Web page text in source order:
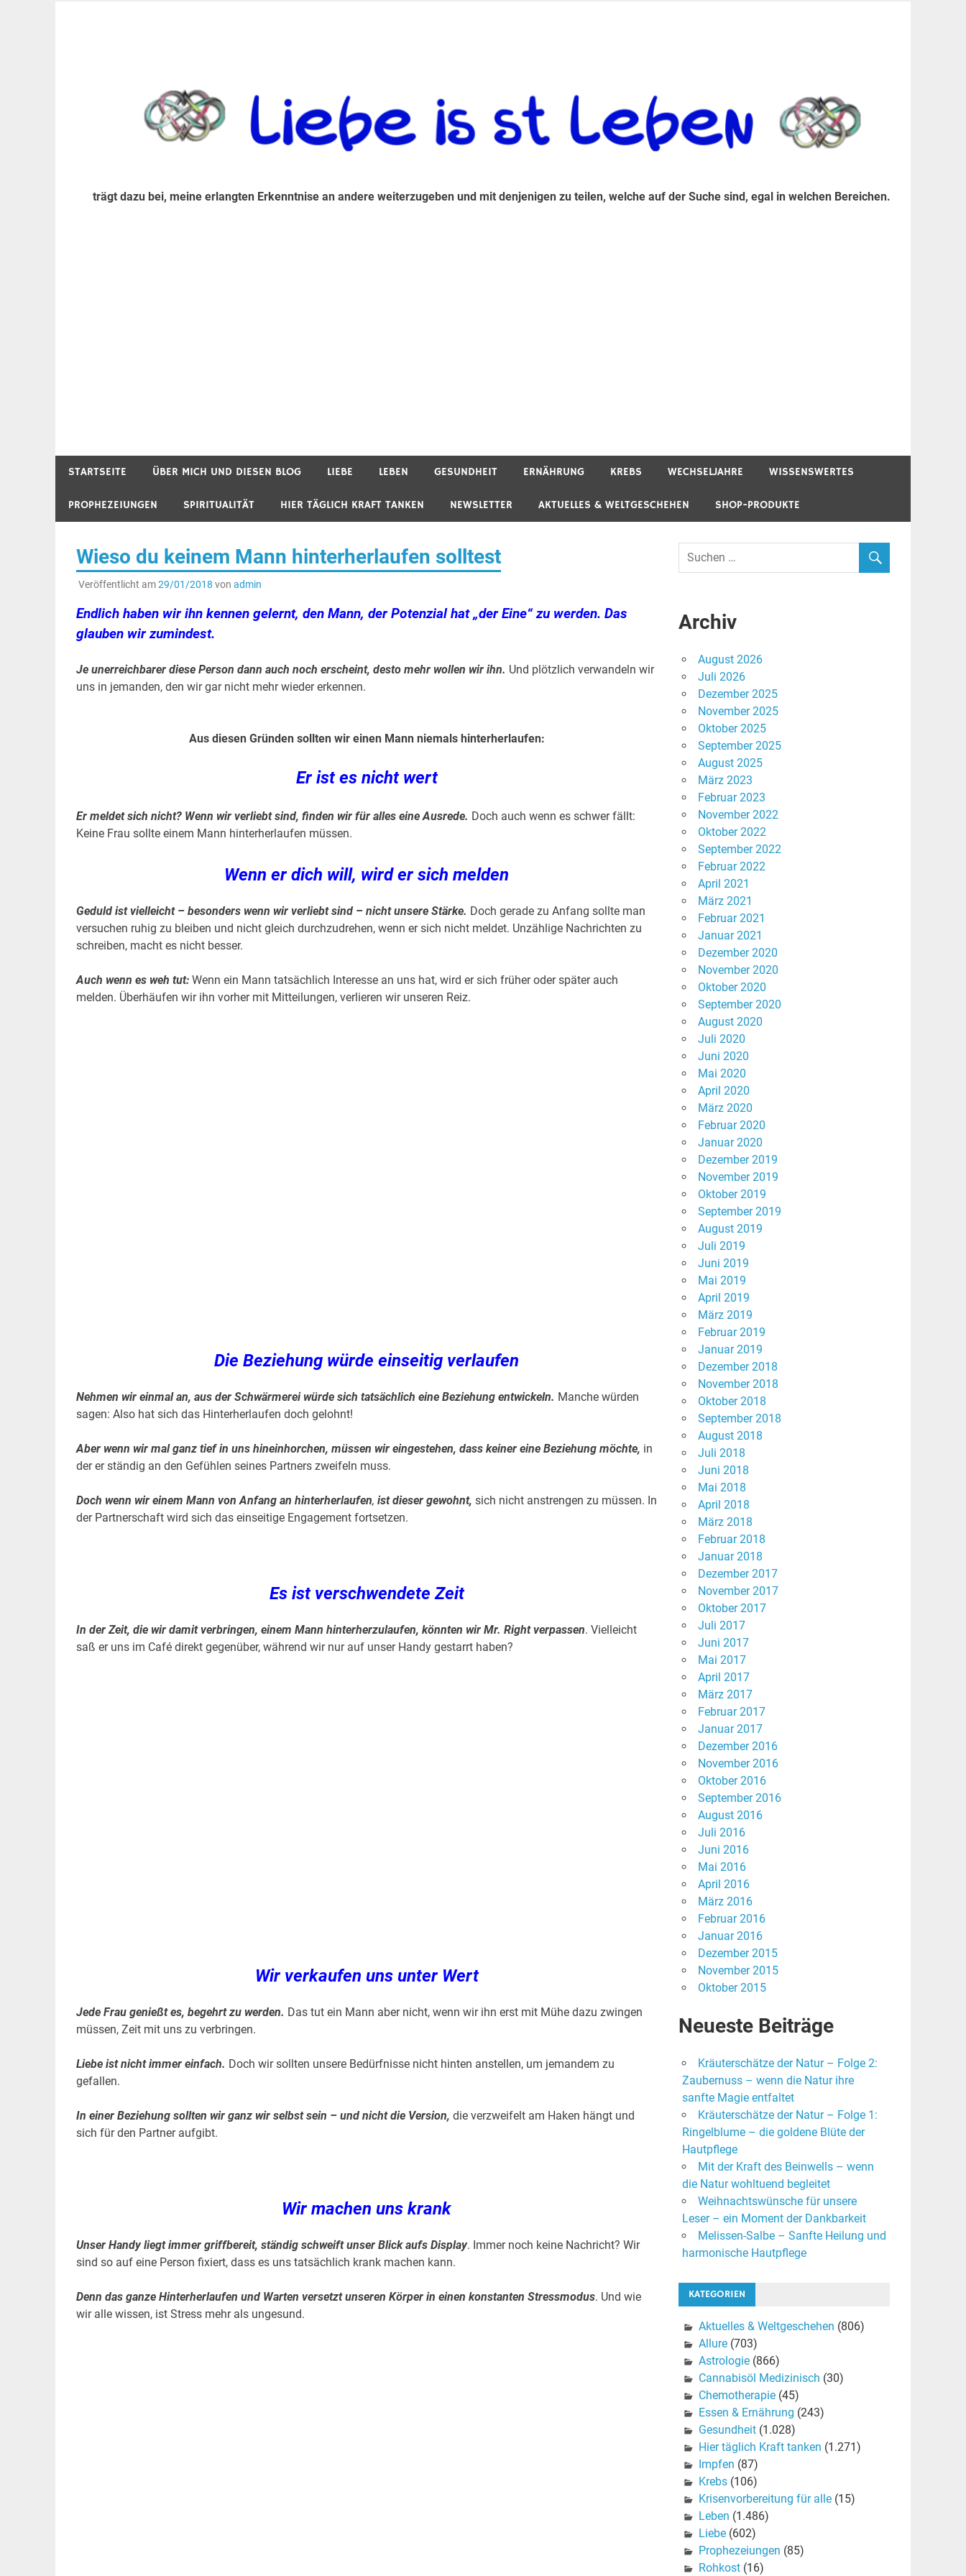
trägt dazu bei, meine erlangten Erkenntnise an andere weiterzugeben und mit denjenigen zu teilen, welche auf der Suche sind, egal in welchen Bereichen.
STARTSEITE ÜBER MICH UND DIESEN BLOG LIEBE LEBEN GESUNDHEIT ERNÄHRUNG KREBS WECHSELJAHRE WISSENSWERTES
PROPHEZEIUNGEN SPIRITUALITÄT HIER TÄGLICH KRAFT TANKEN NEWSLETTER AKTUELLES & WELTGESCHEHEN SHOP-PRODUKTE
Wieso du keinem Mann hinterherlaufen solltest
Veröffentlicht am29/01/2018 von admin
Endlich haben wir ihn kennen gelernt, den Mann, der Potenzial hat „der Eine“ zu werden. Das
glauben wir zumindest.
Je unerreichbarer diese Person dann auch noch erscheint, desto mehr wollen wir ihn. Und plötzlich verwandeln wir
uns in jemanden, den wir gar nicht mehr wieder erkennen.
Aus diesen Gründen sollten wir einen Mann niemals hinterherlaufen:
Er ist es nicht wert
Er meldet sich nicht? Wenn wir verliebt sind, finden wir für alles eine Ausrede. Doch auch wenn es schwer fällt:
Keine Frau sollte einem Mann hinterherlaufen müssen.
Wenn er dich will, wird er sich melden
Geduld ist vielleicht – besonders wenn wir verliebt sind – nicht unsere Stärke. Doch gerade zu Anfang sollte man
versuchen ruhig zu bleiben und nicht gleich durchzudrehen, wenn er sich nicht meldet. Unzählige Nachrichten zu
schreiben, macht es nicht besser.
Auch wenn es weh tut: Wenn ein Mann tatsächlich Interesse an uns hat, wird er sich früher oder später auch
melden. Überhäufen wir ihn vorher mit Mitteilungen, verlieren wir unseren Reiz.
Die Beziehung würde einseitig verlaufen
Nehmen wir einmal an, aus der Schwärmerei würde sich tatsächlich eine Beziehung entwickeln. Manche würden
sagen: Also hat sich das Hinterherlaufen doch gelohnt!
Aber wenn wir mal ganz tief in uns hineinhorchen, müssen wir eingestehen, dass keiner eine Beziehung möchte, in
der er ständig an den Gefühlen seines Partners zweifeln muss.
Doch wenn wir einem Mann von Anfang an hinterherlaufen, ist dieser gewohnt, sich nicht anstrengen zu müssen. In
der Partnerschaft wird sich das einseitige Engagement fortsetzen.
Es ist verschwendete Zeit
In der Zeit, die wir damit verbringen, einem Mann hinterherzulaufen, könnten wir Mr. Right verpassen. Vielleicht
saß er uns im Café direkt gegenüber, während wir nur auf unser Handy gestarrt haben?
Wir verkaufen uns unter Wert
Jede Frau genießt es, begehrt zu werden. Das tut ein Mann aber nicht, wenn wir ihn erst mit Mühe dazu zwingen
müssen, Zeit mit uns zu verbringen.
Liebe ist nicht immer einfach. Doch wir sollten unsere Bedürfnisse nicht hinten anstellen, um jemandem zu
gefallen.
In einer Beziehung sollten wir ganz wir selbst sein – und nicht die Version, die verzweifelt am Haken hängt und
sich für den Partner aufgibt.
Wir machen uns krank
Unser Handy liegt immer griffbereit, ständig schweift unser Blick aufs Display. Immer noch keine Nachricht? Wir
sind so auf eine Person fixiert, dass es uns tatsächlich krank machen kann.
Denn das ganze Hinterherlaufen und Warten versetzt unseren Körper in einen konstanten Stressmodus. Und wie
wir alle wissen, ist Stress mehr als ungesund.
Archiv
August 2026
Juli 2026
Dezember 2025
November 2025
Oktober 2025
September 2025
August 2025
März 2023
Februar 2023
November 2022
Oktober 2022
September 2022
Februar 2022
April 2021
März 2021
Februar 2021
Januar 2021
Dezember 2020
November 2020
Oktober 2020
September 2020
August 2020
Juli 2020
Juni 2020
Mai 2020
April 2020
März 2020
Februar 2020
Januar 2020
Dezember 2019
November 2019
Oktober 2019
September 2019
August 2019
Juli 2019
Juni 2019
Mai 2019
April 2019
März 2019
Februar 2019
Januar 2019
Dezember 2018
November 2018
Oktober 2018
September 2018
August 2018
Juli 2018
Juni 2018
Mai 2018
April 2018
März 2018
Februar 2018
Januar 2018
Dezember 2017
November 2017
Oktober 2017
Juli 2017
Juni 2017
Mai 2017
April 2017
März 2017
Februar 2017
Januar 2017
Dezember 2016
November 2016
Oktober 2016
September 2016
August 2016
Juli 2016
Juni 2016
Mai 2016
April 2016
März 2016
Februar 2016
Januar 2016
Dezember 2015
November 2015
Oktober 2015
Neueste Beiträge
Kräuterschätze der Natur – Folge 2:
Zaubernuss – wenn die Natur ihre
sanfte Magie entfaltet
Kräuterschätze der Natur – Folge 1:
Ringelblume – die goldene Blüte der
Hautpflege
Mit der Kraft des Beinwells – wenn
die Natur wohltuend begleitet
Weihnachtswünsche für unsere
Leser – ein Moment der Dankbarkeit
Melissen-Salbe – Sanfte Heilung und
harmonische Hautpflege
KATEGORIEN
Aktuelles & Weltgeschehen (806)
Allure(703)
Astrologie(866)
Cannabisöl Medizinisch (30)
Chemotherapie(45)
Essen & Ernährung (243)
Gesundheit(1.028)
Hier täglich Kraft tanken (1.271)
Impfen (87)
Krebs(106)
Krisenvorbereitung für alle(15)
Leben (1.486)
Liebe(602)
Prophezeiungen (85)
Rohkost(16)